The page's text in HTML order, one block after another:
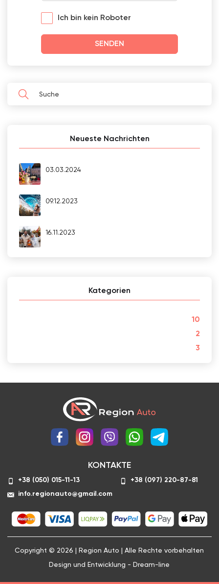
Ich bin kein Roboter
SENDEN
Neueste Nachrichten
03.03.2024
09.12.2023
16.11.2023
Kategorien
10
2
3
KONTAKTE
+38 (050) 015-11-13
+38 (097) 220-87-81
info.regionauto@gmail.com
Copyright © 2026 | Region Auto | Alle Rechte vorbehalten
Design und Entwicklung - Dream-line